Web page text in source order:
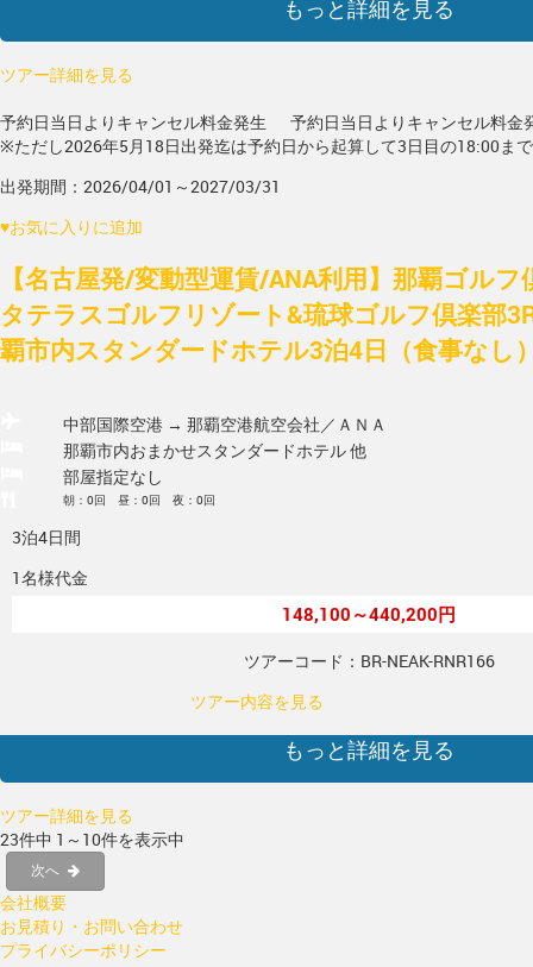
もっと詳細を見る
ツアー詳細を見る
予約日当日よりキャンセル料金発生
予約日当日よりキャンセル料金
※ただし2026年5月18日出発迄は予約日から起算して3日目の18:00ま
出発期間：2026/04/01～2027/03/31
♥お気に入りに追加
【名古屋発/変動型運賃/ANA利用】那覇ゴル
タテラスゴルフリゾート&琉球ゴルフ倶楽部
覇市内スタンダードホテル3泊4日（食事なし
中部国際空港 → 那覇空港航空会社／ＡＮＡ
那覇市内おまかせスタンダードホテル 他
部屋指定なし
朝：0回 昼：0回 夜：0回
3泊4日間
1名様代金
148,100～440,200円
ツアーコード：BR-NEAK-RNR166
ツアー内容を見る
もっと詳細を見る
ツアー詳細を見る
23件中 1～10件を表示中
次へ
会社概要
お見積り・お問い合わせ
プライバシーポリシー